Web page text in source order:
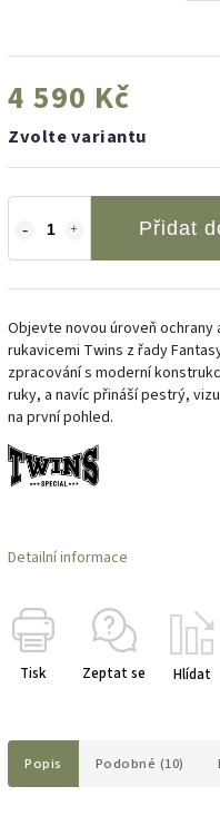
4 590 Kč
Zvolte variantu
Přidat
Objevte novou úroveň
rukavicemi Twins z řady
zpracování s moderní
ruky, a navíc přináší pestrý,
na první pohled.
Detailní informace
Tisk Zeptat se Hlídat
Popis Podobné (10)